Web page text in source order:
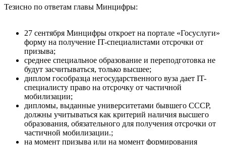
Тезисно по ответам главы Минцифры:
27 сентября Минцифры откроет на портале «Госуслуги»
форму на получение IT-специалистами отсрочки от
призыва;
среднее специальное образование и переподготовка не
будут засчитываться, только высшее;
диплом гособразца негосударственного вуза дает IT-
специалисту право на отсрочку от частичной
мобилизации;
дипломы, выданные университетами бывшего СССР,
должны учитываться как критерий наличия высшего
образования, обязательного для получения отсрочки от
частичной мобилизации.;
на момент призыва или на момент формирования